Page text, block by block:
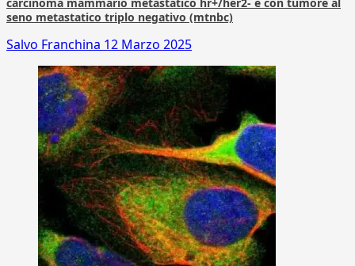
carcinoma mammario metastatico hr+/her2- e con tumore al
seno metastatico triplo negativo (mtnbc)
Salvo Franchina 12 Marzo 2025